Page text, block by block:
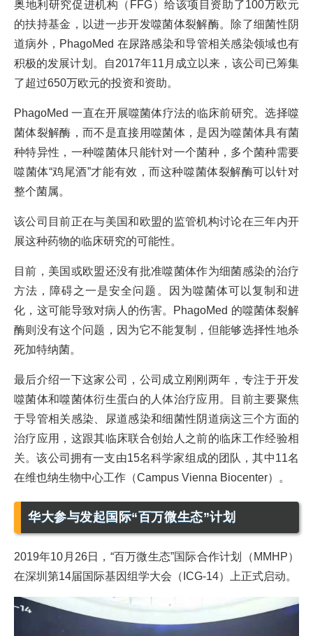
奥地利研究促进机构（FFG）给该项目资助了100万欧元
的扶持基金，以进一步开发噬菌体裂解酶。除了细菌性阴
道病外，PhagoMed 在尿路感染和导管相关感染领域也有
积极的发展计划。自2017年11月成立以来，该公司已筹集
了超过650万欧元的投资和资助。
PhagoMed 一直在开展噬菌体疗法的临床前研究。选择噬
菌体裂解酶，而不是直接用噬菌体，是因为噬菌体具有菌
种特异性，一种噬菌体只能针对一个菌种，多个菌种需要
噬菌体“鸡尾酒”才能有效，而这种噬菌体裂解酶可以针对
整个菌属。
该公司目前正在与美国和欧盟的监管机构讨论在三年内开
展这种药物的临床研究的可能性。
目前，美国或欧盟还没有批准噬菌体作为细菌感染的治疗
方法，障碍之一是安全问题。因为噬菌体可以复制和进
化，这可能导致对病人的伤害。PhagoMed 的噬菌体裂解
酶则没有这个问题，因为它不能复制，但能够选择性地杀
死加特纳菌。
最后介绍一下这家公司，公司成立刚刚两年，专注于开发
噬菌体和噬菌体衍生蛋白的人体治疗应用。目前主要聚焦
于导管相关感染、尿道感染和细菌性阴道病这三个方面的
治疗应用，这跟其临床联合创始人之前的临床工作经验相
关。该公司拥有一支由15名科学家组成的团队，其中11名
在维也纳生物中心工作（Campus Vienna Biocenter）。
华大参与发起国际“百万微生态”计划
2019年10月26日，“百万微生态”国际合作计划（MMHP）
在深圳第14届国际基因组学大会（ICG-14）上正式启动。